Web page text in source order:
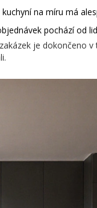
kuchyní na míru má
pochází od
je dokončeno